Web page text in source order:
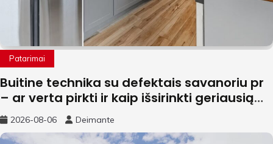
Patarimai
Buitine technika su defektais savanoriu pr
– ar verta pirkti ir kaip išsirinkti geriausią
variantą?
2026-08-06 Deimante